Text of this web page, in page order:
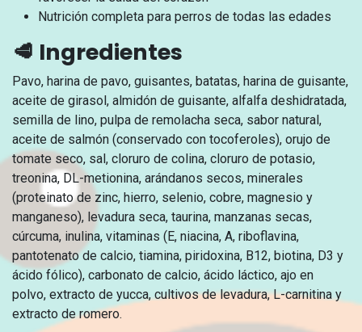
Nutrición completa para perros de todas las edades
🥩 Ingredientes
Pavo, harina de pavo, guisantes, batatas, harina de guisante,
aceite de girasol, almidón de guisante, alfalfa deshidratada,
semilla de lino, pulpa de remolacha seca, sabor natural,
aceite de salmón (conservado con tocoferoles), orujo de
tomate seco, sal, cloruro de colina, cloruro de potasio,
treonina, DL-metionina, arándanos secos, minerales
(proteinato de zinc, hierro, selenio, cobre, magnesio y
manganeso), levadura seca, taurina, manzanas secas,
cúrcuma, inulina, vitaminas (E, niacina, A, riboflavina,
pantotenato de calcio, tiamina, piridoxina, B12, biotina, D3 y
ácido fólico), carbonato de calcio, ácido láctico, ajo en
polvo, extracto de yucca, cultivos de levadura, L-carnitina y
extracto de romero.